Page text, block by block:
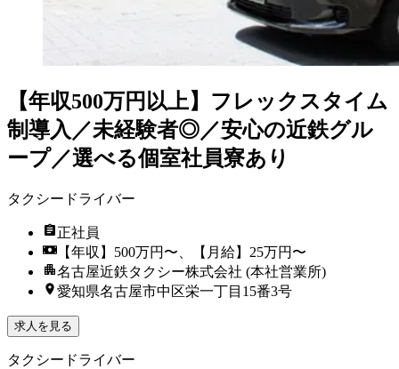
【年収500万円以上】フレックスタイム
制導入／未経験者◎／安心の近鉄グル
ープ／選べる個室社員寮あり
タクシードライバー
正社員
【年収】500万円〜、【月給】25万円〜
名古屋近鉄タクシー株式会社 (本社営業所)
愛知県名古屋市中区栄一丁目15番3号
求人を見る
タクシードライバー